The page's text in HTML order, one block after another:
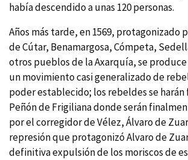
habí­a descendido a unas 120 personas.
Años más tarde, en 1569, protagonizado
de Cútar, Benamargosa, Cómpeta,
otros pueblos de la Axarquí­a, se
un movimiento casi generalizado de
poder establecido; los rebeldes se
Peñón de Frigiliana donde serán
por el corregidor de Vélez, Álvaro de
represión que protagonizó Alvaro de
definitiva expulsión de los moriscos de